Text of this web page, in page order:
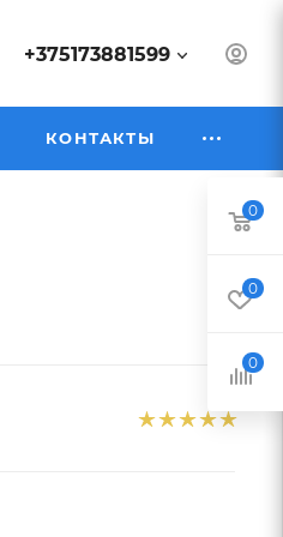
+375173881599
КОНТАКТЫ
0
0
0